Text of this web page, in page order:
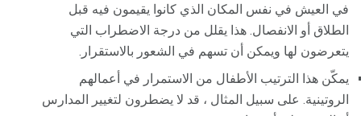
في العيش في نفس المكان الذي كانوا يقيمون فيه قبل
الطلاق أو الانفصال. هذا يقلل من درجة الاضطراب التي
يتعرضون لها ويمكن أن تسهم في الشعور بالاستقرار.
يمكّن هذا الترتيب الأطفال من الاستمرار في أعمالهم
الروتينية. على سبيل المثال ، قد لا يضطرون لتغيير المدارس